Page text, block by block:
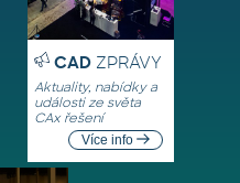
CADZPRÁVY
Aktuality, nabídky a
události ze světa
CAx řešení
Více info